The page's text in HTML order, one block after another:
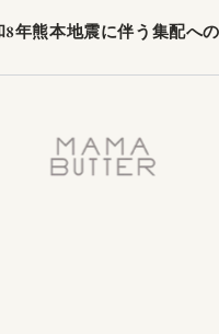
8年熊本地震に伴う集配へ